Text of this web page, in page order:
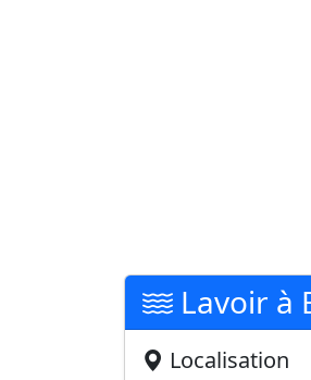
Lavoir à
Localisation